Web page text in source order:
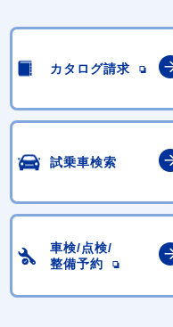
カタログ請求
試乗車検索
車検/点検/
整備予約